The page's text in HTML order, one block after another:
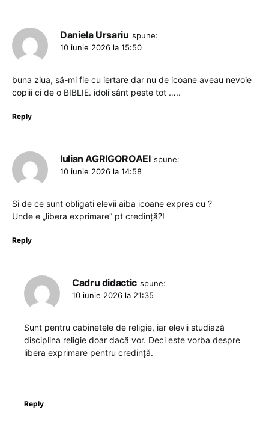
Daniela Ursariu spune:
10 iunie 2026 la 15:50
buna ziua, să-mi fie cu iertare dar nu de icoane aveau nevoie
copiii ci de o BIBLIE. idoli sânt peste tot …..
Reply
Iulian AGRIGOROAEI spune:
10 iunie 2026 la 14:58
Si de ce sunt obligati elevii aiba icoane expres cu ?
Unde e „libera exprimare” pt credință?!
Reply
Cadru didactic spune:
10 iunie 2026 la 21:35
Sunt pentru cabinetele de religie, iar elevii studiază
disciplina religie doar dacă vor. Deci este vorba despre
libera exprimare pentru credință.
Reply